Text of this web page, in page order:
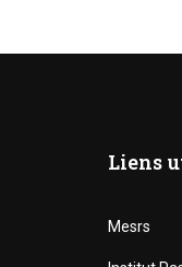
Liens
Mesrs